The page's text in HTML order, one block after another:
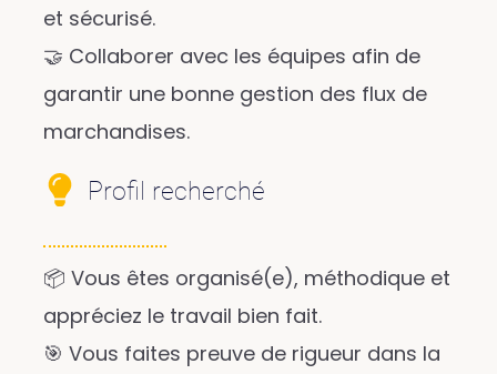
et sécurisé.
🤝 Collaborer avec les équipes afin de
garantir une bonne gestion des flux de
marchandises.
Profil recherché
📦 Vous êtes organisé(e), méthodique et
appréciez le travail bien fait.
🎯 Vous faites preuve de rigueur dans la